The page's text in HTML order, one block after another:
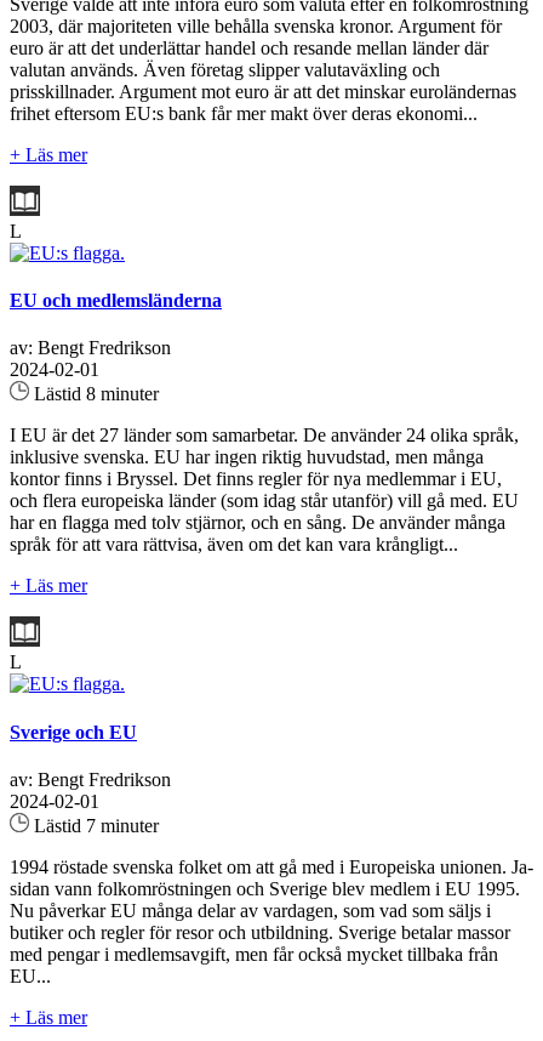
2003, där majoriteten ville behålla svenska kronor. Argument för
euro är att det underlättar handel och resande mellan länder där
valutan används. Även företag slipper valutaväxling och
prisskillnader. Argument mot euro är att det minskar euroländernas
frihet eftersom EU:s bank får mer makt över deras ekonomi...
+ Läs mer
L
EU och medlemsländerna
av: Bengt Fredrikson
2024-02-01
Lästid 8 minuter
I EU är det 27 länder som samarbetar. De använder 24 olika språk,
inklusive svenska. EU har ingen riktig huvudstad, men många
kontor finns i Bryssel. Det finns regler för nya medlemmar i EU,
och flera europeiska länder (som idag står utanför) vill gå med. EU
har en flagga med tolv stjärnor, och en sång. De använder många
språk för att vara rättvisa, även om det kan vara krångligt...
+ Läs mer
L
Sverige och EU
av: Bengt Fredrikson
2024-02-01
Lästid 7 minuter
1994 röstade svenska folket om att gå med i Europeiska unionen. Ja-
sidan vann folkomröstningen och Sverige blev medlem i EU 1995.
Nu påverkar EU många delar av vardagen, som vad som säljs i
butiker och regler för resor och utbildning. Sverige betalar massor
med pengar i medlemsavgift, men får också mycket tillbaka från
EU...
+ Läs mer